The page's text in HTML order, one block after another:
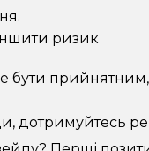
ризик
дотримуйтесь